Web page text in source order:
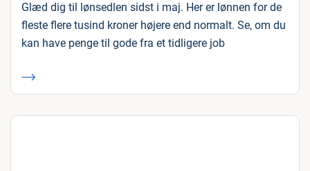
Glæd dig til lønsedlen sidst i maj. Her er lønnen for de
fleste flere tusind kroner højere end normalt. Se, om du
kan have penge til gode fra et tidligere job